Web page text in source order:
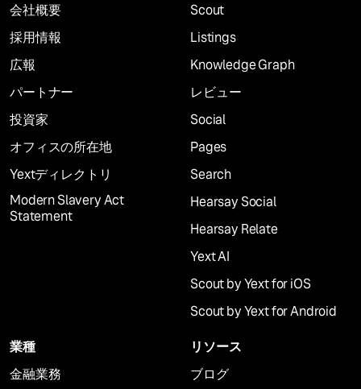
会社概要
採用情報
広報
パートナー
投資家
オフィスの所在地
Yextディレクトリ
Modern Slavery Act
Statement
Scout
Listings
Knowledge Graph
レビュー
Social
Pages
Search
Hearsay Social
Hearsay Relate
Yext AI
Scout by Yext for iOS
Scout by Yext for Android
業種
金融業務
リソース
ブログ